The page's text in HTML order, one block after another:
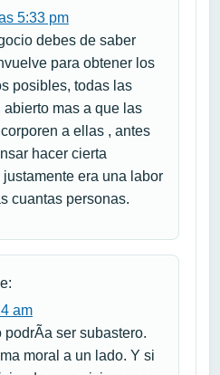
5:33 pm
debes de saber
para obtener los
posibles, todas las
abierto mas a que las
a ellas , antes
hacer cierta
era una labor
cuantas personas.
am
ser subastero.
moral a un lado. Y si